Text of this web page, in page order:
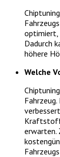
optimiert,
Dadurch
höhere
Welche
erwarten.